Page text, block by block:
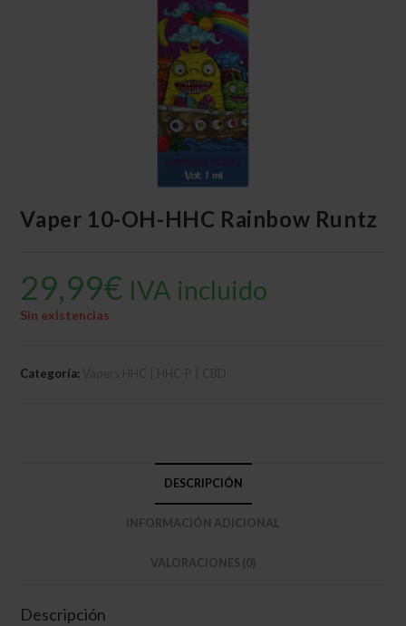
Vaper 10-OH-HHC Rainbow Runtz
29,99€ IVA incluido
Sin existencias
Categoría:
DESCRIPCIÓN
INFORMACIÓN ADICIONAL
VALORACIONES (0)
Descripción